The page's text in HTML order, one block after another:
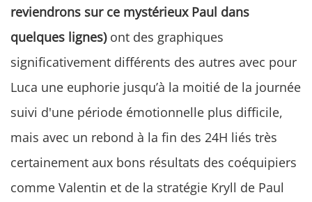
reviendrons sur ce mystérieux Paul dans
quelques lignes)ont des graphiques
significativement différents des autres avec pour
Luca une euphorie jusqu’à la moitié de la journée
suivi d'une période émotionnelle plus difficile,
mais avec un rebond à la fin des 24H liés très
certainement aux bons résultats des coéquipiers
comme Valentin et de la stratégie Kryll de Paul